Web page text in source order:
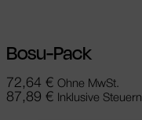
Bosu-Pack
72,64 € Ohne MwSt.
87,89 € Inklusive Steuern